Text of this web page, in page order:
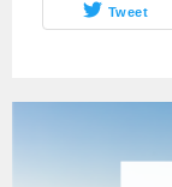
Tweet